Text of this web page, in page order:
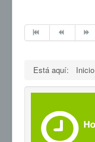
Está aquí: Inicio